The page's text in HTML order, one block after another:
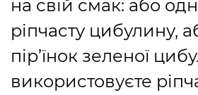
на свій смак: або
ріпчасту цибулину,
пір’їнок зеленої
використовуєте